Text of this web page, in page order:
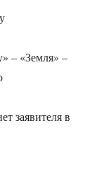
– «Земля» –
заявителя в